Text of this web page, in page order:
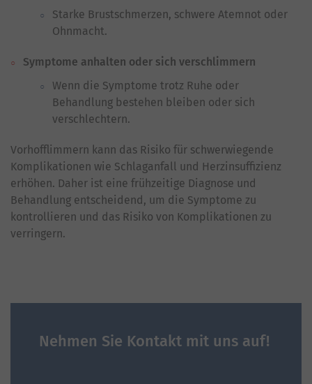
Starke Brustschmerzen, schwere Atemnot oder
Ohnmacht.
Symptome anhalten oder sich verschlimmern
Wenn die Symptome trotz Ruhe oder
Behandlung bestehen bleiben oder sich
verschlechtern.
Vorhofflimmern kann das Risiko für schwerwiegende
Komplikationen wie Schlaganfall und Herzinsuffizienz
erhöhen. Daher ist eine frühzeitige Diagnose und
Behandlung entscheidend, um die Symptome zu
kontrollieren und das Risiko von Komplikationen zu
verringern.
Nehmen Sie Kontakt mit uns auf!